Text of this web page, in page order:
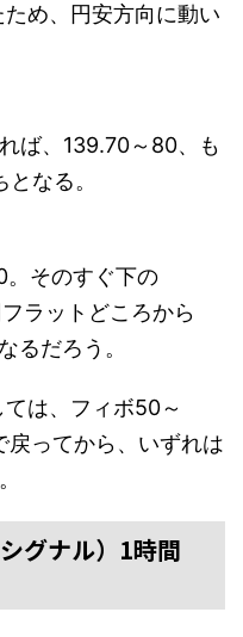
め、円安方向に動い
ば、139.70～80、も
なる。
。そのすぐ下の
ラットどころから
るだろう。
は、フィボ50～
戻ってから、いずれは
グナル）1時間